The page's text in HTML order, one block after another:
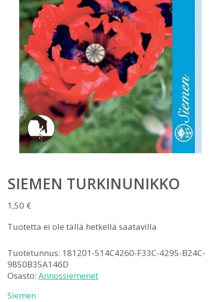
SIEMEN TURKINUNIKKO
1,50 €
Tuotetta ei ole tällä hetkellä saatavilla
Tuotetunnus: 181201-514C4260-F33C-4295-B24C-
9850B35A146D
Osasto: Annossiemenet
Siemen